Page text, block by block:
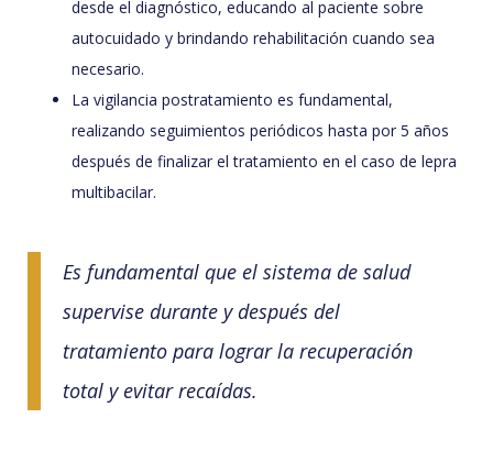
desde el diagnóstico, educando al paciente sobre
autocuidado y brindando rehabilitación cuando sea
necesario.
La vigilancia postratamiento es fundamental,
realizando seguimientos periódicos hasta por 5 años
después de finalizar el tratamiento en el caso de lepra
multibacilar.
Es fundamental que el sistema de salud
supervise durante y después del
tratamiento para lograr la recuperación
total y evitar recaídas.